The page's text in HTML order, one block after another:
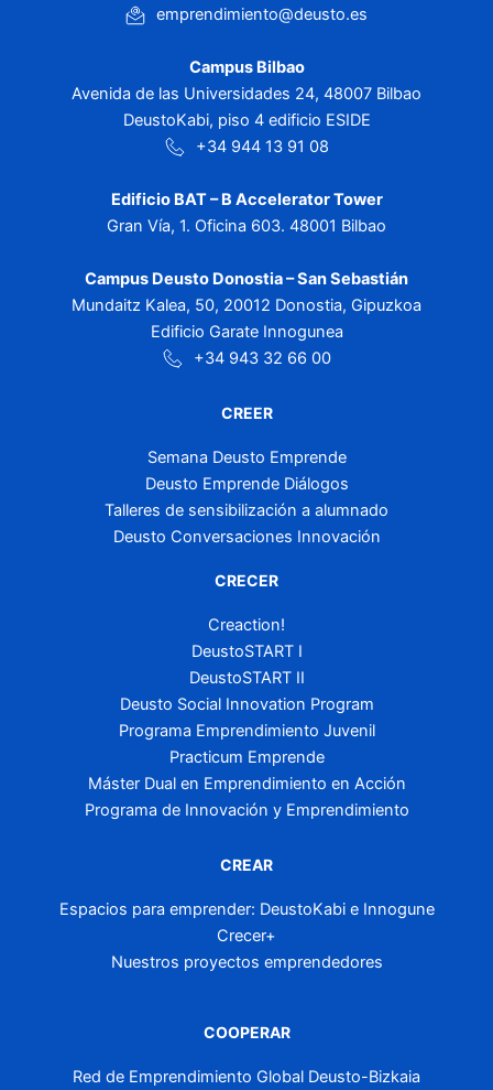
emprendimiento@deusto.es
Campus Bilbao
Avenida de las Universidades 24, 48007 Bilbao
DeustoKabi, piso 4 edificio ESIDE
+34 944 13 91 08
Edificio BAT – B Accelerator Tower
Gran Vía, 1. Oficina 603. 48001 Bilbao
Campus Deusto Donostia – San Sebastián
Mundaitz Kalea, 50, 20012 Donostia, Gipuzkoa
Edificio Garate Innogunea
+34 943 32 66 00
CREER
Semana Deusto Emprende
Deusto Emprende Diálogos
Talleres de sensibilización a alumnado
Deusto Conversaciones Innovación
CRECER
Creaction!
DeustoSTART I
DeustoSTART II
Deusto Social Innovation Program
Programa Emprendimiento Juvenil
Practicum Emprende
Máster Dual en Emprendimiento en Acción
Programa de Innovación y Emprendimiento
CREAR
Espacios para emprender: DeustoKabi e Innogune
Crecer+
Nuestros proyectos emprendedores
COOPERAR
Red de Emprendimiento Global Deusto-Bizkaia